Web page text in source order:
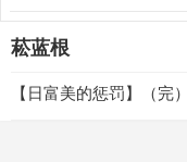
菘蓝根
【日富美的惩罚】（完